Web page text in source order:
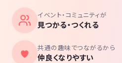
イベント・コミュニティが
見つかる・つくれる
共通の趣味でつながるから
仲良くなりやすい